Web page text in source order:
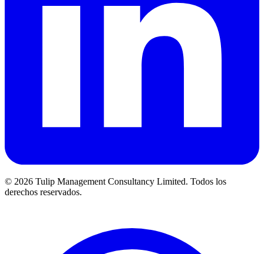
© 2026 Tulip Management Consultancy Limited. Todos los
derechos reservados.